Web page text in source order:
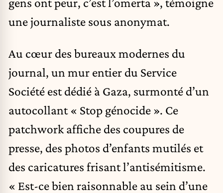
une journaliste sous anonymat.
Au cœur des bureaux modernes du
journal, un mur entier du Service
Société est dédié à Gaza, surmonté d’un
autocollant « Stop génocide ». Ce
patchwork affiche des coupures de
presse, des photos d’enfants mutilés et
des caricatures frisant l’antisémitisme.
« Est-ce bien raisonnable au sein d’une